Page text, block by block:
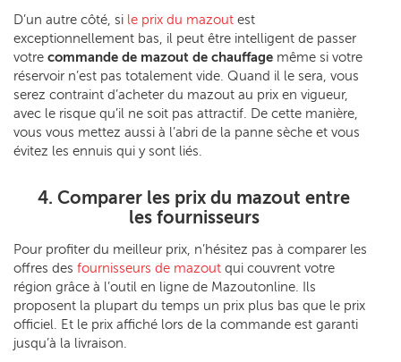
D’un autre côté, si le prix du mazout est
exceptionnellement bas, il peut être intelligent de passer
votre commande de mazout de chauffage même si votre
réservoir n’est pas totalement vide. Quand il le sera, vous
serez contraint d’acheter du mazout au prix en vigueur,
avec le risque qu’il ne soit pas attractif. De cette manière,
vous vous mettez aussi à l’abri de la panne sèche et vous
évitez les ennuis qui y sont liés.
4. Comparer les prix du mazout entre
les fournisseurs
Pour profiter du meilleur prix, n’hésitez pas à comparer les
offres des fournisseurs de mazout qui couvrent votre
région grâce à l’outil en ligne de Mazoutonline. Ils
proposent la plupart du temps un prix plus bas que le prix
officiel. Et le prix affiché lors de la commande est garanti
jusqu’à la livraison.